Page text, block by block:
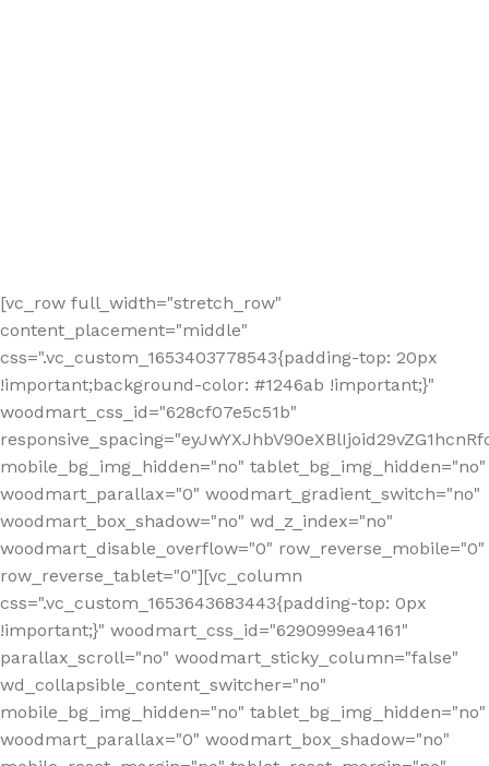
[vc_row full_width="stretch_row"
content_placement="middle"
css=".vc_custom_1653403778543{padding-top: 20px
!important;background-color: #1246ab !important;}"
woodmart_css_id="628cf07e5c51b"
mobile_bg_img_hidden="no" tablet_bg_img_hidden="no"
woodmart_parallax="0" woodmart_gradient_switch="no"
woodmart_box_shadow="no" wd_z_index="no"
woodmart_disable_overflow="0" row_reverse_mobile="0"
row_reverse_tablet="0"][vc_column
css=".vc_custom_1653643683443{padding-top: 0px
!important;}" woodmart_css_id="6290999ea4161"
parallax_scroll="no" woodmart_sticky_column="false"
wd_collapsible_content_switcher="no"
mobile_bg_img_hidden="no" tablet_bg_img_hidden="no"
woodmart_parallax="0" woodmart_box_shadow="no"